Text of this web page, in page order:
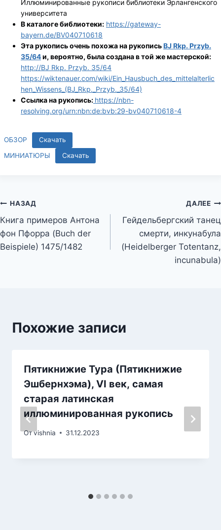
Иллюминированные рукописи библиотеки Эрлангенского
университета
В каталоге библиотеки: https://gateway-
bayern.de/BV040710618
Эта рукопись очень похожа на рукописьBJ Rkp. Przyb.
35/64и, вероятно, была создана в той же мастерской:
http://BJ Rkp. Przyb. 35/64
https://wiktenauer.com/wiki/Ein_Hausbuch_des_mittelalterlic
hen_Wissens_(BJ_Rkp._Przyb._35/64)
Ссылка на рукопись: https://nbn-
resolving.org/urn:nbn:de:bvb:29-bv040710618-4
ОБЗОР
Скачать
МИНИАТЮРЫ
Скачать
Навигация
по
записям
НАЗАД
Книга примеров Антона
фон Пфорра (Buch der
Beispiele) 1475/1482
ДАЛЕЕ
Гейдельбергский танец
смерти, инкунабула
(Heidelberger Totentanz,
incunabula)
Похожие записи
Пятикнижие Тура (Пятикнижие
Эшбернхэма), VI век, самая
старая латинская
иллюминированная рукопись
Отvishnia 31.12.2023